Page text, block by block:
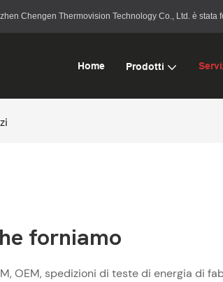
Chengen Thermovision Technology Co., Ltd. è
Home Prodotti
forniamo
OEM, spedizioni di teste di energia di